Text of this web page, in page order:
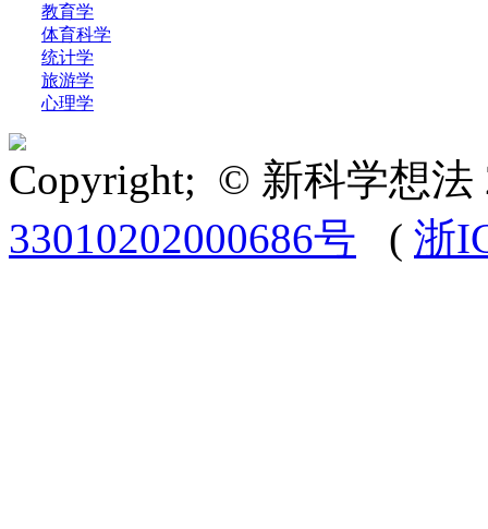
教育学
体育科学
统计学
旅游学
心理学
Copyright; © 新科学想
33010202000686号 ( 浙